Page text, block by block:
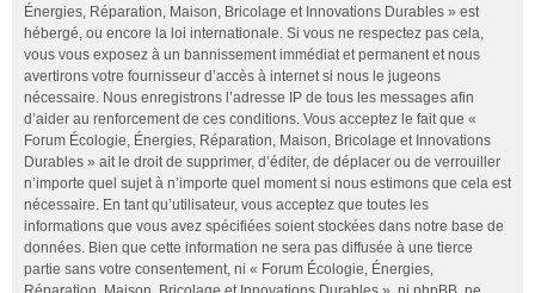
Énergies, Réparation, Maison, Bricolage et Innovations Durables » est
hébergé, ou encore la loi internationale. Si vous ne respectez pas cela,
vous vous exposez à un bannissement immédiat et permanent et nous
avertirons votre fournisseur d’accès à internet si nous le jugeons
nécessaire. Nous enregistrons l’adresse IP de tous les messages afin
d’aider au renforcement de ces conditions. Vous acceptez le fait que «
Forum Écologie, Énergies, Réparation, Maison, Bricolage et Innovations
Durables » ait le droit de supprimer, d’éditer, de déplacer ou de verrouiller
n’importe quel sujet à n’importe quel moment si nous estimons que cela est
nécessaire. En tant qu’utilisateur, vous acceptez que toutes les
informations que vous avez spécifiées soient stockées dans notre base de
données. Bien que cette information ne sera pas diffusée à une tierce
partie sans votre consentement, ni « Forum Écologie, Énergies,